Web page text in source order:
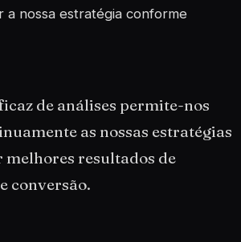
a nossa estratégia conforme
de análises permite-nos
as nossas estratégias
melhores resultados de
conversão.